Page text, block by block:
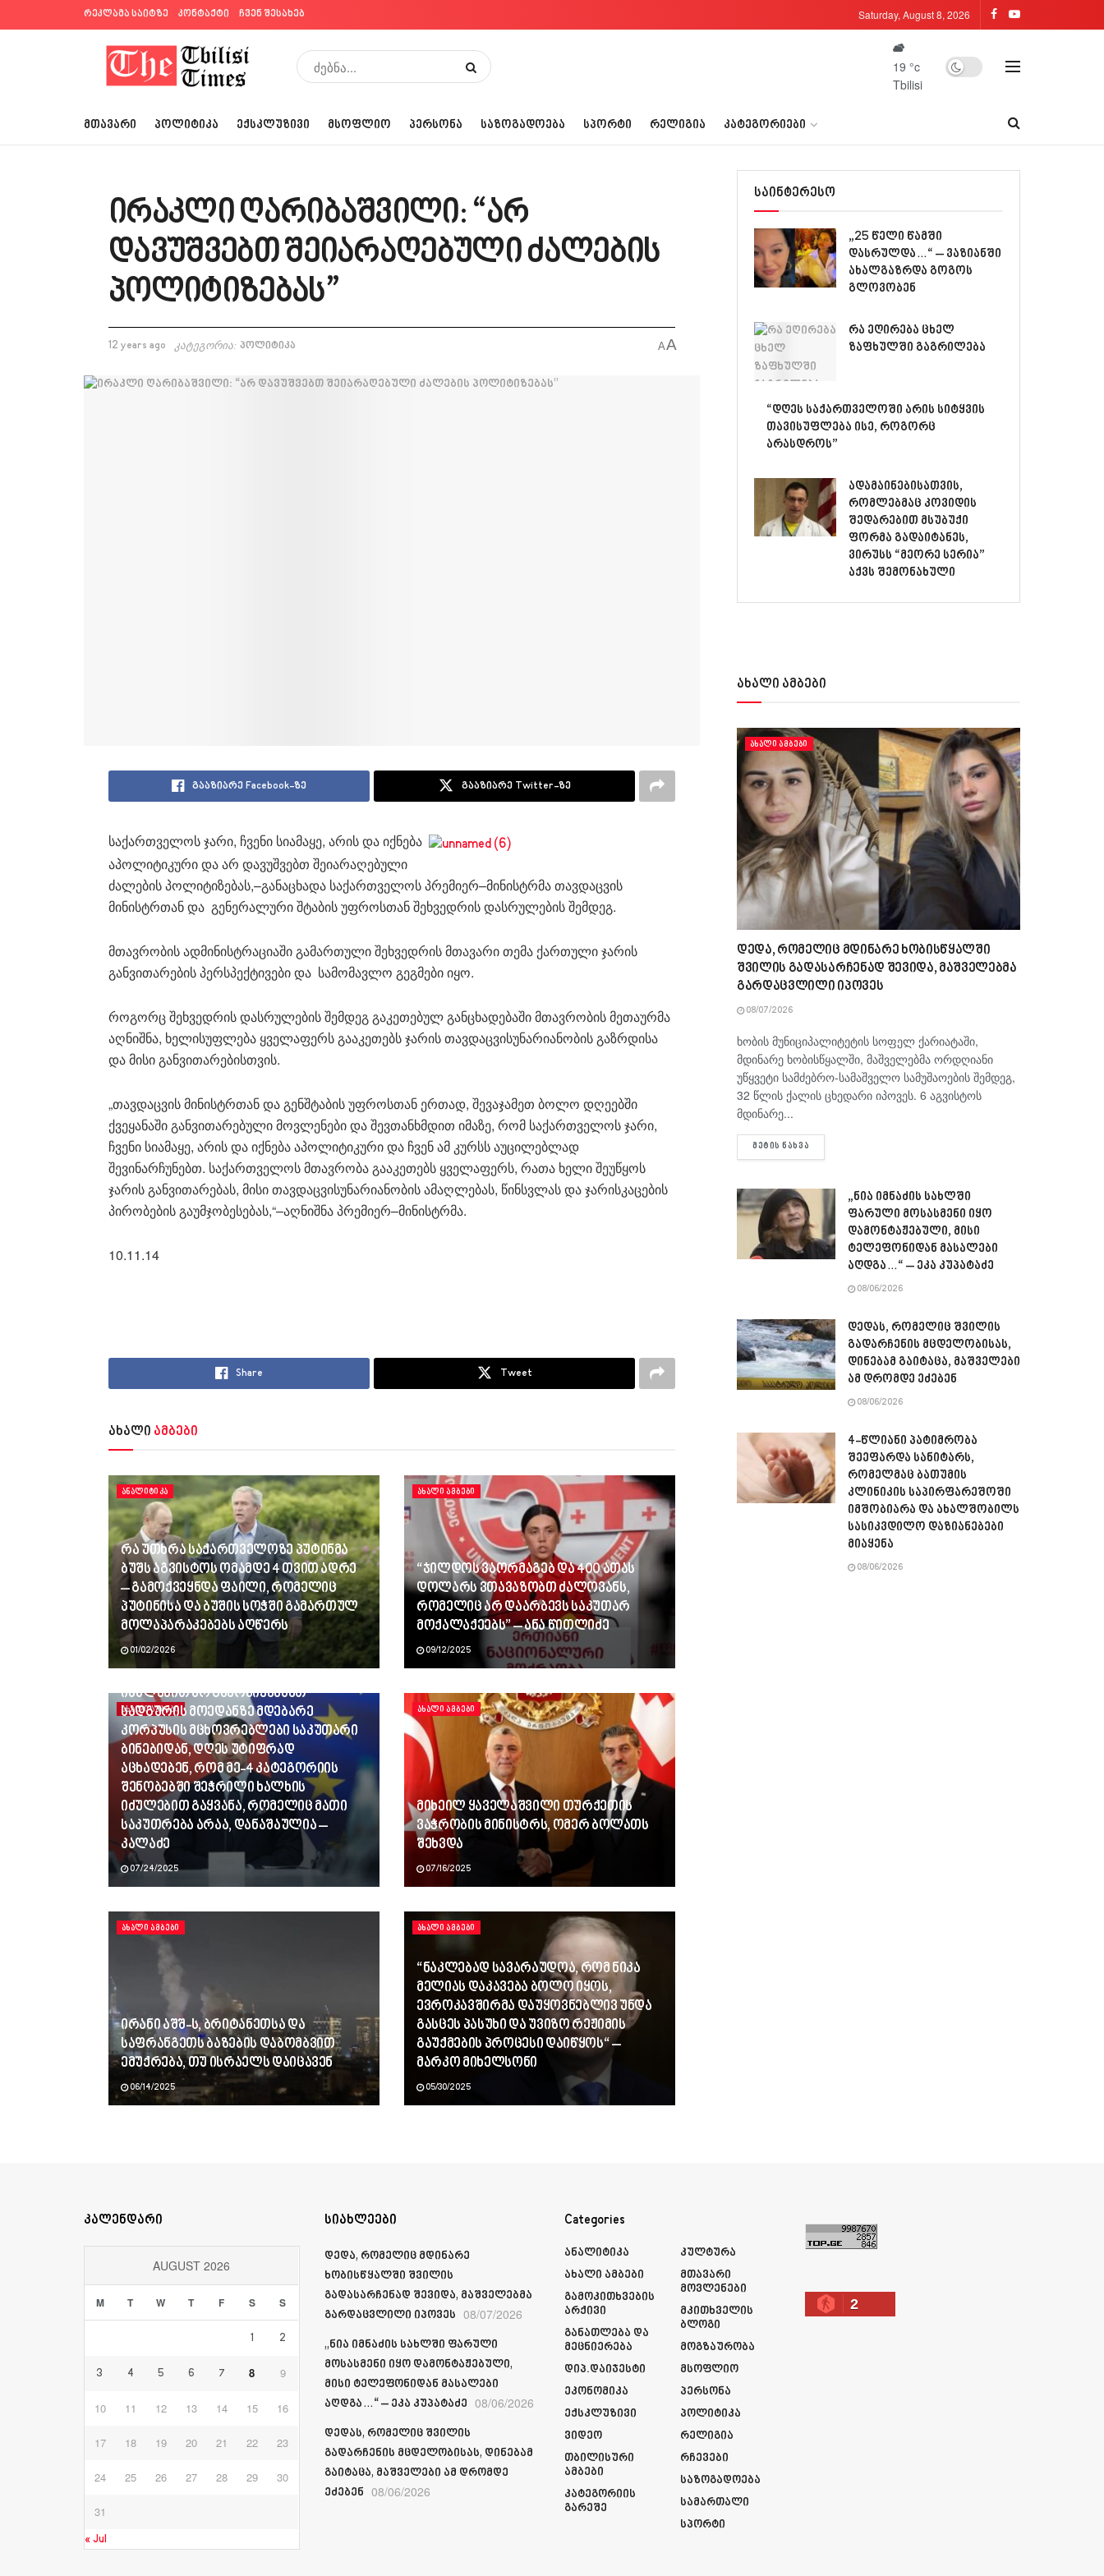
რეკლამა საიტზე კონტაქტი ჩვენ შესახებ Saturday, August 8, 2026
19 °c
Tbilisi
ᲛᲗᲐᲕᲐᲠᲘ ᲞᲝᲚᲘᲢᲘᲙᲐ ᲔᲥᲡᲙᲚᲣᲖᲘᲕᲘ ᲛᲡᲝᲤᲚᲘᲝ ᲞᲔᲠᲡᲝᲜᲐ ᲡᲐᲖᲝᲒᲐᲓᲝᲔᲑᲐ ᲡᲞᲝᲠᲢᲘ ᲠᲔᲚᲘᲒᲘᲐ ᲙᲐᲢᲔᲒᲝᲠᲘᲔᲑᲘ
ირაკლი ღარიბაშვილი: “არ
დავუშვებთ შეიარაღებული ძალების
პოლიტიზებას”
12 years ago კატეგორია: პოლიტიკა AA
გააზიარე Facebook-ზე გააზიარე Twitter-ზე
საქართველოს ჯარი, ჩვენი სიამაყე, არის და იქნება
აპოლიტიკური და არ დავუშვებთ შეიარაღებული
ძალების პოლიტიზებას,–განაცხადა საქართველოს პრემიერ–მინისტრმა თავდაცვის
მინისტრთან და გენერალური შტაბის უფროსთან შეხვედრის დასრულების შემდეგ.
მთავრობის ადმინისტრაციაში გამართული შეხვედრის მთავარი თემა ქართული ჯარის
განვითარების პერსპექტივები და სამომავლო გეგმები იყო.
როგორც შეხვედრის დასრულების შემდეგ გაკეთებულ განცხადებაში მთავრობის მეთაურმა
აღნიშნა, ხელისუფლება ყველაფერს გააკეთებს ჯარის თავდაცვისუნარიანობის გაზრდისა
და მისი განვითარებისთვის.
„თავდაცვის მინისტრთან და გენშტაბის უფროსთან ერთად, შევაჯამეთ ბოლო დღეებში
ქვეყანაში განვითარებული მოვლენები და შევთანხმდით იმაზე, რომ საქართველოს ჯარი,
ჩვენი სიამაყე, არის და იქნება აპოლიტიკური და ჩვენ ამ კურსს აუცილებლად
შევინარჩუნებთ. საქართველოს მთავრობა გააკეთებს ყველაფერს, რათა ხელი შეუწყოს
ჯარის განვითარებას, მისი თავდაცვისუნარიანობის ამაღლებას, წინსვლას და ჯარისკაცების
პირობების გაუმჯობესებას,“–აღნიშნა პრემიერ–მინისტრმა.
10.11.14
Share Tweet
ახალი ამბები
ᲐᲜᲐᲚᲘᲢᲘᲙᲐ
რა უთხრა საქართველოზე პუტინმა
ბუშს აგვისტოს ომამდე 4 თვით ადრე
– გამოქვეყნდა ფაილი, რომელიც
პუტინისა და ბუშის სოჭში გამართულ
მოლაპარაკებებს აღწერს
01/02/2026
ᲐᲮᲐᲚᲘ ᲐᲛᲑᲔᲑᲘ
“ჯილდოს ვაორმაგებ და 400 ათას
დოლარს ვთავაზობთ ძალოვანს,
რომელიც არ დაარბევს საკუთარ
მოქალაქეებს” – ანა წითლიძე
09/12/2025
ᲐᲮᲐᲚᲘ ᲐᲛᲑᲔᲑᲘ
იძულებით არ გამოვიყვანეთ
სადგურის მოედანზე მდებარე
კორპუსის მცხოვრებლები საკუთარი
ბინებიდან, დღეს უტიფრად
აცხადებენ, რომ მე-4 კატეგორიის
შენობებში შეჭრილი ხალხის
იძულებით გაყვანა, რომელიც მათი
საკუთრება არაა, დანაშაულია –
კალაძე
07/24/2025
ᲐᲮᲐᲚᲘ ᲐᲛᲑᲔᲑᲘ
მიხეილ ყაველაშვილი თურქეთის
ვაჭრობის მინისტრს, ომერ ბოლათს
შეხვდა
07/16/2025
ᲐᲮᲐᲚᲘ ᲐᲛᲑᲔᲑᲘ
ირანი აშშ-ს, ბრიტანეთსა და
საფრანგეთს ბაზების დაბომბვით
ემუქრება, თუ ისრაელს დაიცავენ
06/14/2025
ᲐᲮᲐᲚᲘ ᲐᲛᲑᲔᲑᲘ
“ნაკლებად სავარაუდოა, რომ ნიკა
მელიას დაკავება ბოლო იყოს,
ევროკავშირმა დაუყოვნებლივ უნდა
გასცეს პასუხი და უვიზო რეჟიმის
გაუქმების პროცესი დაიწყოს“ –
მარკო მიხელსონი
05/30/2025
საინტერესო
„25 წელი წამში
დასრულდა…“ – ვაზიანში
ახალგაზრდა გოგოს
გლოვობენ
რა ეღირება ცხელ
ზაფხულში გაგრილება
“დღეს საქართველოში არის სიტყვის
თავისუფლება ისე, როგორც
არასდროს”
ადამაინებისათვის,
რომლებმაც კოვიდის
შედარებით მსუბუქი
ფორმა გადაიტანეს,
ვირუსს “მეორე სერია”
აქვს შემონახული
ახალი ამბები
ᲐᲮᲐᲚᲘ ᲐᲛᲑᲔᲑᲘ
დედა, რომელიც მდინარე ხობისწყალში
შვილის გადასარჩენად შევიდა, მაშველებმა
გარდაცვლილი იპოვეს
08/07/2026
ხობის მუნიციპალიტეტის სოფელ ქარიატაში,
მდინარე ხობისწყალში, მაშველებმა ორდღიანი
უწყვეტი სამძებრო-სამაშველო სამუშაოების შემდეგ,
32 წლის ქალის ცხედარი იპოვეს. 6 აგვისტოს
მდინარე...
ᲛᲔᲢᲘᲡ ᲜᲐᲮᲕᲐ
„ნია იმნაძის სახლში
ფარული მოსასმენი იყო
დამონტაჟებული, მისი
ტელეფონიდან მასალები
აღდგა…“ – ეკა კუპატაძე
08/06/2026
დედას, რომელიც შვილის
გადარჩენის მცდელობისას,
დინებამ გაიტაცა, მაშველები
ამ დრომდე ეძებენ
08/06/2026
4-წლიანი პატიმრობა
შეეფარდა სანიტარს,
რომელმაც ბათუმის
კლინიკის საპირფარეშოში
იმშობიარა და ახალშობილს
სასიკვდილო დაზიანებები
მიაყენა
08/06/2026
კალენდარი
AUGUST 2026
M T W T F S S
1 2
3 4 5 6 7 8 9
10 11 12 13 14 15 16
17 18 19 20 21 22 23
24 25 26 27 28 29 30
31
« Jul
სიახლეები
დედა, რომელიც მდინარე
ხობისწყალში შვილის
გადასარჩენად შევიდა, მაშველებმა
გარდაცვლილი იპოვეს 08/07/2026
„ნია იმნაძის სახლში ფარული
მოსასმენი იყო დამონტაჟებული,
მისი ტელეფონიდან მასალები
აღდგა…“ – ეკა კუპატაძე 08/06/2026
დედას, რომელიც შვილის
გადარჩენის მცდელობისას, დინებამ
გაიტაცა, მაშველები ამ დრომდე
ეძებენ 08/06/2026
Categories
Ანალიტიკა
Ახალი Ამბები
Გამოკითხვების
Არქივი
Განათლება Და
Მეცნიერება
Დიპ.დაიჯესტი
Ეკონომიკა
Ექსკლუზივი
Ვიდეო
Თბილისური
Ამბები
Კატეგორიის
Გარეშე
Კულტურა
Მთავარი
Მოვლენები
Მკითხველის
Ბლოგი
Მოგზაურობა
Მსოფლიო
Პერსონა
Პოლიტიკა
Რელიგია
Რჩევები
Საზოგადოება
Სამართალი
Სპორტი
2